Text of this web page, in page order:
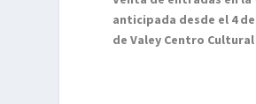
anticipada desde el 4
de Valey Centro Cultural